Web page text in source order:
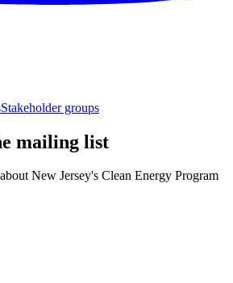
Stakeholder groups​​​​‌ ‍ ​‍​‍‌‍ ‌ ​‍‌‍‍‌‌‍‌ ‌‍‍‌‌‍ ‍​‍​‍​ ‍‍​‍​‍‌ ​ ‌‍​‌‌‍ ‍‌‍‍‌‌ ‌​‌ ‍‌​‍ ‍‌‍‍‌‌‍ ​‍​‍​‍ ​​‍​‍‌‍‍​‌ ​‍‌‍‌‌‌‍‌‍​‍​‍​ ‍‍​‍​‍‌‍‍​‌ ‌​‌ ‌​‌ ​​​ ‍‍​‍ ​‍ ‌‍ ​‌‍ ‌‍​ ‌‍​‌‌‍ ​‌‍‍​‌‍ ‌ ​ ‌ ‌​​ ‍‍​ ​ ​ ​ ​ ​ ​ ​ ​‍ ‌‍‍‌‌‍ ‍‌ ‌​‌‍‌‌‌‍ ‍‌ ‌​​‍ ‌‍‌‌‌‍‌​‌‍‍‌‌ ‌​​‍ ‌‍ ‌‌‍ ‌‍‌​‌‍‌‌​ ‌‌ ​​‌ ​‍‌‍‌‌‌ ​ ‌‍‌‌‌‍ ‍‌ ‌​‌‍​‌‌ ‌​‌‍‍‌‌‍ ‌‍ ‍​ ‍ ‌‍‍‌‌‍‌​​ ‌‌ ​ ‌‍‍‌‌ ‌​‌‍‌‌‌​‌‍‌‍ ‌‍ ‌ ‌​‌‍‌‌‌ ​‍​ ‍ ‌ ‌​‌ ‍‌‌ ​​‌‍‌‌​ ‌‌‍‌‍‌‍ ‌‍ ‌ ‌​‌‍‌‌‌ ​‍​ ‍ ‌ ​​‌‍​‌‌ ‌​‌‍‍​​ ‌‌‍ ‌‌‍‌‌‌‍ ‍‌ ‌‌‌ ​ ​‍‌‌​ ‌‌‌​​‍‌‌ ‌‍‍ ‌‍‌‌‌ ‍‌​‍‌‌​ ​ ‌​‌​​‍‌‌​ ​ ‌​‌​​‍‌‌​ ​‍​ ​‍‌‍​‌​ ‍‌‌‍‌‍​ ​​‌‍‌​​ ​​​ ‌​​ ​​​ ​ ​ ​‌​ ‌‍​ ‌ ​‍‌‌​ ​‍​ ​‍​‍‌‌​ ‌‌‌​‌​​‍ ‍‌‍‍‌‌ ‌​‌‍‌‌‌‍ ‌‌ ​ ​‍‌‌​ ‌‌‌​​‍‌‌ ‌‍‍ ‌‍‌‌‌ ‍‌​‍‌‌​ ​ ‌​‌​​‍‌‌​ ​ ‌​‌​​‍‌‌​ ​‍​ ​‍‌‍​‌‌‍‌​​ ‌‌​ ​​​ ​‍‌‍​‍‌‍​‌‌‍‌‌​ ‌​​ ‍‌‌‍‌‍​ ‌​​‍‌‌​ ​‍​ ​‍​‍‌‌​ ‌‌‌​‌​​‍ ‍‌ ‌​‌‍‌‌‌ ‍​‌ ‌​​ ‌‍​‍‌‍​‌‌ ​ ‌‍‌‌‌‌‌‌‌ ​‍‌‍ ​​ ‌‌‍‍​‌ ‌​‌ ‌​‌ ​​​‍‌‌​ ​ ‌​​‌​‍‌‌​ ​‍‌​‌‍​‍‌‌​ ​‍‌​‌‍‌‍ ​‌‍ ‌‍​ ‌‍​‌‌‍ ​‌‍‍​‌‍ ‌ ​ ‌ ‌​​‍‌‌​ ​ ‌​​‌​ ​ ​ ​ ​ ​ ​ ​ ​‍‌‍‌‍‍‌‌‍‌​​ ‌‌ ​ ‌‍‍‌‌ ‌​‌‍‌‌‌​‌‍‌‍ ‌‍ ‌ ‌​‌‍‌‌‌ ​‍​‍‌‍‌ ‌​‌ ‍‌‌ ​​‌‍‌‌​ ‌‌‍‌‍‌‍ ‌‍ ‌ ‌​‌‍‌‌‌ ​‍​‍‌‍‌ ​​‌‍​‌‌ ‌​‌‍‍​​ ‌‌‍ ‌‌‍‌‌‌‍ ‍‌ ‌‌‌ ​ ​‍‌‌​ ‌‌‌​​‍‌‌ ‌‍‍ ‌‍‌‌‌ ‍‌​‍‌‌​ ​ ‌​‌​​‍‌‌​ ​ ‌​‌​​‍‌‌​ ​‍​ ​‍‌‍​‌​ ‍‌‌‍‌‍​ ​​‌‍‌​​ ​​​ ‌​​ ​​​ ​ ​ ​‌​ ‌‍​ ‌ ​‍‌‌​ ​‍​ ​‍​‍‌‌​ ‌‌‌​‌​​‍ ‍‌‍‍‌‌ ‌​‌‍‌‌‌‍ ‌‌ ​ ​‍‌‌​ ‌‌‌​​‍‌‌ ‌‍‍ ‌‍‌‌‌ ‍‌​‍‌‌​ ​ ‌​‌​​‍‌‌​ ​ ‌​‌​​‍‌‌​ ​‍​ ​‍‌‍​‌‌‍‌​​ ‌‌​ ​​​ ​‍‌‍​‍‌‍​‌‌‍‌‌​ ‌​​ ‍‌‌‍‌‍​ ‌​​‍‌‌​ ​‍​ ​‍​‍‌‌​ ‌‌‌​‌​​‍ ‍‌ ‌​‌‍‌‌‌ ‍​‌ ‌​​‍‌‍‌ ​​‌‍‌‌‌ ​‍‌ ​ ‌ ​​‌‍‌‌‌‍​ ‌ ‌​‌‍‍‌‌ ‌‍‌‍‌‌​ ‌‌ ​​‌ ‌‌‌‍​‍‌‍ ​‌‍‍‌‌ ​ ‌‍‍​‌‍‌‌‌‍‌​​‍​‍‌ ‌